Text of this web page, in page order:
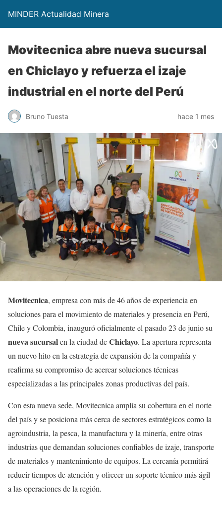
MINDER Actualidad Minera
Movitecnica abre nueva sucursal
en Chiclayo y refuerza el izaje
industrial en el norte del Perú
Bruno Tuesta hace 1 mes
Movitecnica, empresa con más de 46 años de experiencia en
soluciones para el movimiento de materiales y presencia en Perú,
Chile y Colombia, inauguró oficialmente el pasado 23 de junio su
nueva sucursalen la ciudad deChiclayo. La apertura representa
un nuevo hito en la estrategia de expansión de la compañía y
reafirma su compromiso de acercar soluciones técnicas
especializadas a las principales zonas productivas del país.
Con esta nueva sede, Movitecnica amplía su cobertura en el norte
del país y se posiciona más cerca de sectores estratégicos como la
agroindustria, la pesca, la manufactura y la minería, entre otras
industrias que demandan soluciones confiables de izaje, transporte
de materiales y mantenimiento de equipos. La cercanía permitirá
reducir tiempos de atención y ofrecer un soporte técnico más ágil
a las operaciones de la región.